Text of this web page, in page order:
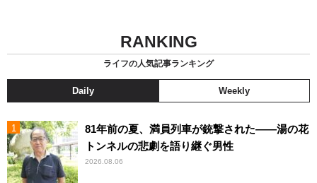
RANKING
ライフの人気記事ランキング
Daily Weekly
81年前の夏、満員列車が銃撃された――湯の花
トンネルの悲劇を語り継ぐ男性
2026.08.06